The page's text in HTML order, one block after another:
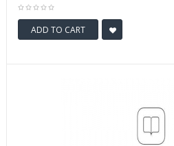
ADD TO CART